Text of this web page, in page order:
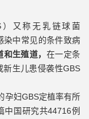
）又称无乳链球菌
染中常见的条件致病
和生殖道， 在一定条
新生儿患侵袭性GBS
孕妇GBS定植率有所
中国研究共44716例